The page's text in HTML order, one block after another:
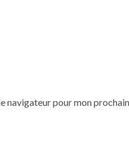
navigateur pour mon